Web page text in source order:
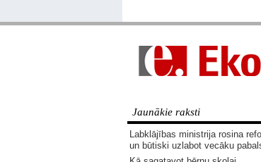
Jaunākie raksti
Labklājības ministrija rosina
un būtiski uzlabot vecāku